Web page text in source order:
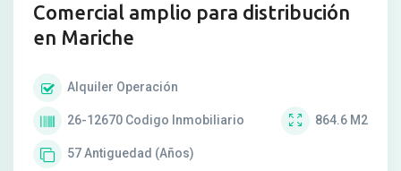
Comercial amplio para distribución
en Mariche
Alquiler Operación
26-12670 Codigo Inmobiliario 864.6 M2
57Antiguedad (Años)